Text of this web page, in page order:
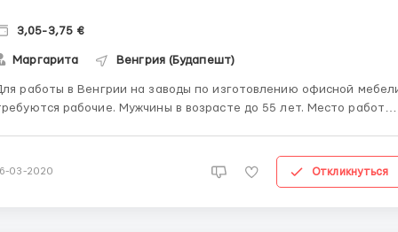
3,05-3,75 €
Маргарита Венгрия (Будапешт)
работы в Венгрии на заводы по изготовлению офисной
рабочие. Мужчины в возрасте до 55 лет. Место работы:
3,05 евро в час нетто. Если выполняете план 3...
03-2020 Откликнуться